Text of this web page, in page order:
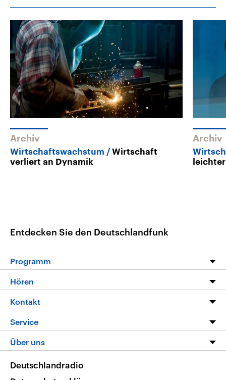
Archiv
Wirtschaftswachstum
Wirtschaft
verliert an Dynamik
Archiv
Entdecken Sie den Deutschlandfunk
Programm
Programm
Die Nachrichten
Nachrichtenleicht
Neue Beiträge auf dlf.de
Hören
Livestream
Podcasts
Deutschlandfunk App
Nachrichten App
Kontakt
Hörerservice
Service
FAQ
Veranstaltungen
Über uns
Deutschlandradio